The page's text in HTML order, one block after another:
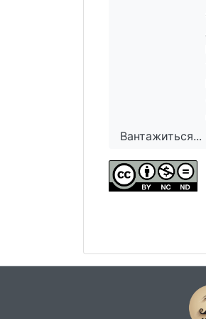
якого
дії, до якої
людського
особливості
за якого
Вантажиться...
Вантажиться...